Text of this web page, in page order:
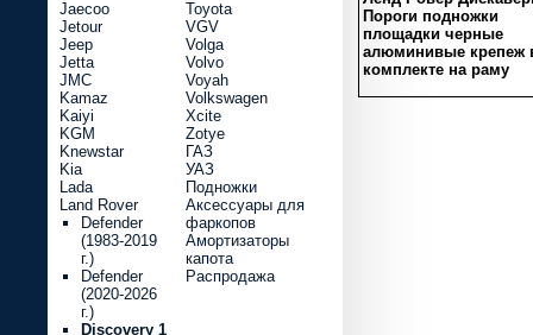
Пороги подножки
площадки черные
алюминивые крепеж
комплекте на раму
Jaecoo
Jetour
Jeep
Jetta
JMC
Kamaz
Kaiyi
KGM
Knewstar
Kia
Lada
Land Rover
Defender
(1983-2019
г.)
Defender
(2020-2026
г.)
Discovery 1
Toyota
VGV
Volga
Volvo
Voyah
Volkswagen
Xcite
Zotye
ГАЗ
УАЗ
Подножки
Аксессуары для
фаркопов
Амортизаторы
капота
Распродажа